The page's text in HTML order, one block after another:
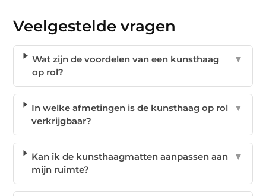
Veelgestelde vragen
Wat zijn de voordelen van een kunsthaag
op rol?
▼
In welke afmetingen is de kunsthaag op rol
verkrijgbaar?
▼
Kan ik de kunsthaagmatten aanpassen aan
mijn ruimte?
▼